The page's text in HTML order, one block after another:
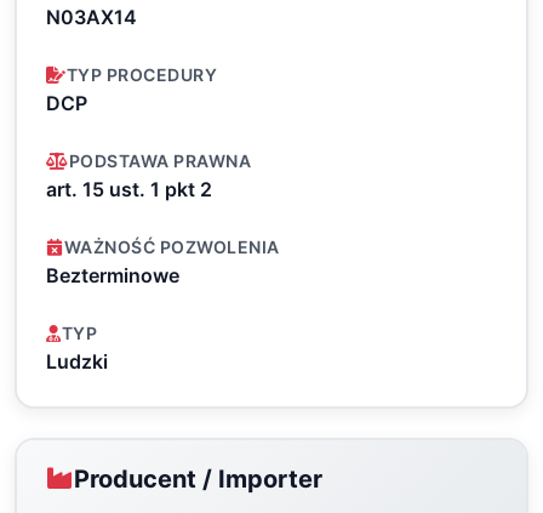
N03AX14
TYP PROCEDURY
DCP
PODSTAWA PRAWNA
art. 15 ust. 1 pkt 2
WAŻNOŚĆ POZWOLENIA
Bezterminowe
TYP
Ludzki
Producent / Importer